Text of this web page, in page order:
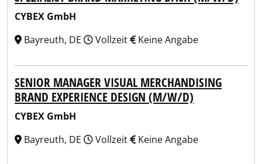
CYBEX GmbH
Bayreuth, DE
Vollzeit Keine Angabe
SENIOR MANAGER VISUAL MERCHANDISING
BRAND EXPERIENCE DESIGN (M/W/D)
CYBEX GmbH
Bayreuth, DE
Vollzeit Keine Angabe